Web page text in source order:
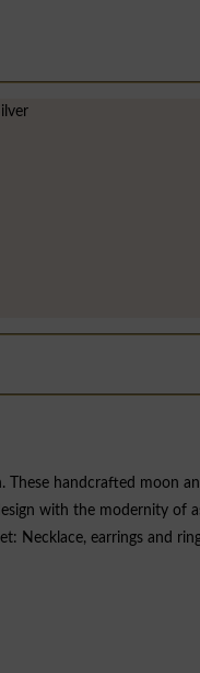
These handcrafted moon
with the modernity of
Necklace, earrings and